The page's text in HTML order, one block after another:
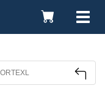
Toggle
Cart